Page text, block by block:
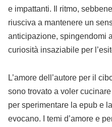
e impattanti. Il ritmo,
riusciva a mantenere un
anticipazione, spingendomi
curiosità insaziabile per
L’amore dell’autore per il
sono trovato a voler
per sperimentare la epub e
evocano. I temi d’amore e